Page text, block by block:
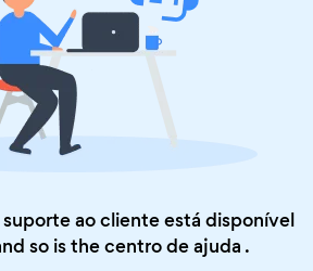
ao cliente está disponível
so is thecentro de ajuda .